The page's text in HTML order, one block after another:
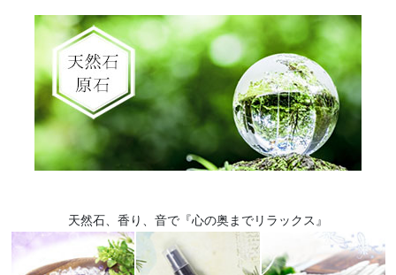
天然石、香り、音で『心の奥までリラックス』